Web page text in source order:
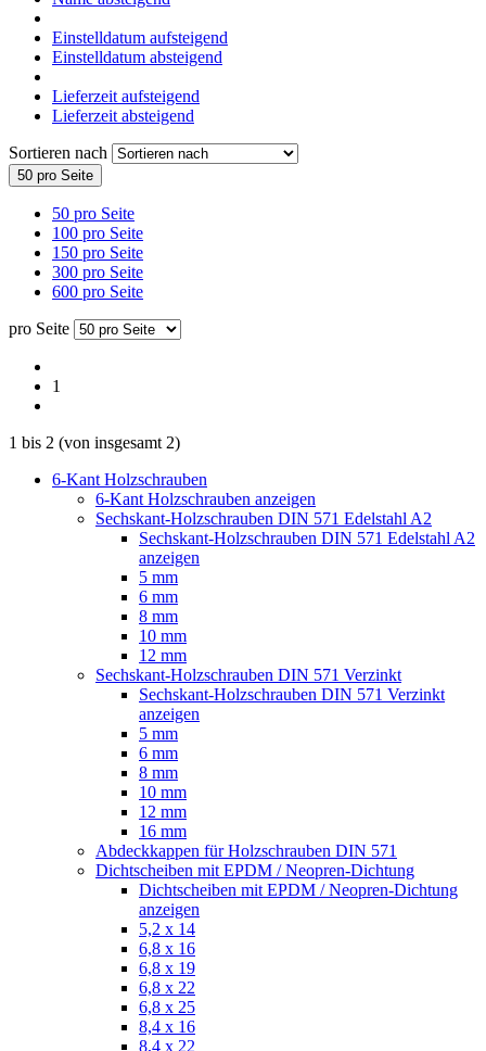
Einstelldatum aufsteigend
Einstelldatum absteigend
Lieferzeit aufsteigend
Lieferzeit absteigend
Sortieren nach
50 pro Seite
50 pro Seite
100 pro Seite
150 pro Seite
300 pro Seite
600 pro Seite
pro Seite
1
1 bis 2 (von insgesamt 2)
6-Kant Holzschrauben
6-Kant Holzschrauben anzeigen
Sechskant-Holzschrauben DIN 571 Edelstahl A2
Sechskant-Holzschrauben DIN 571 Edelstahl A2
anzeigen
5 mm
6 mm
8 mm
10 mm
12 mm
Sechskant-Holzschrauben DIN 571 Verzinkt
Sechskant-Holzschrauben DIN 571 Verzinkt
anzeigen
5 mm
6 mm
8 mm
10 mm
12 mm
16 mm
Abdeckkappen für Holzschrauben DIN 571
Dichtscheiben mit EPDM / Neopren-Dichtung
Dichtscheiben mit EPDM / Neopren-Dichtung
anzeigen
5,2 x 14
6,8 x 16
6,8 x 19
6,8 x 22
6,8 x 25
8,4 x 16
8,4 x 22